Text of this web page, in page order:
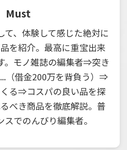
Must
て、体験して感じた絶対に
を紹介。最高に重宝出来
。モノ雑誌の編集者⇒突き
（借金200万を背負う）⇒
る⇒コスパの良い品を探
べき商品を徹底解説。普
でのんびり編集者。